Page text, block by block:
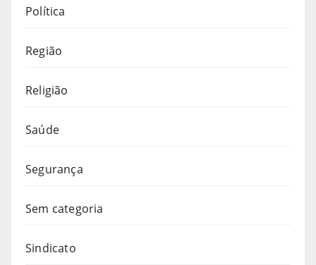
Política
Região
Religião
Saúde
Segurança
Sem categoria
Sindicato